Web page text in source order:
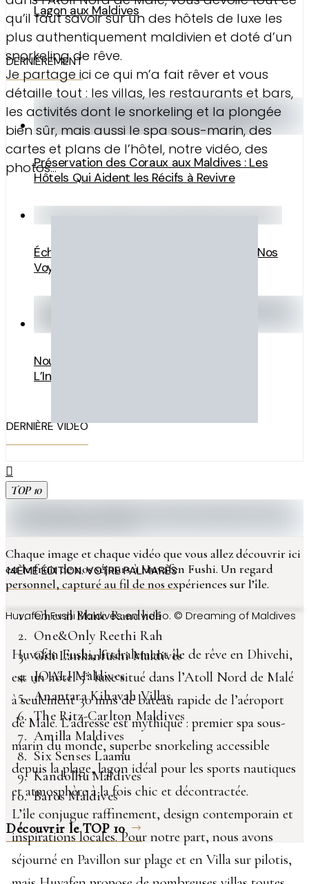
Lagon aux Maldives
DERNIÈREMENT
Préservation des Coraux aux Maldives : Les
Hôtels Qui Aident les Récifs à Revivre
Échappées Belles aux Maldives en Vidéo. Nos
Voyages. Partie 3
Nouveaux Hôtels Aux Maldives En 2026 :
L’Inventaire Complet
DERNIÈRE VIDÉO
TOP 10
14ÈME ÉDITION. VOTRE PALMARÈS
Cheval Blanc Randheli
One&Only Reethi Rah
Gili Lankanfushi Maldives
JOALI Maldives
Anantara Kihavah Villas
The Ritz-Carlton Maldives
Amilla Maldives
Six Senses Laamu
Kandolhu Maldives
Baros Maldives
Découvrir le TOP 10
Chaque image et chaque vidéo que vous allez découvrir ici
est le fruit de nos séjours à Huvafen Fushi. Un regard
personnel, capturé au fil de nos expériences sur l’île.
qu’il faut savoir sur un des hôtels de luxe les
plus authentiquement maldivien et doté d’un
snorkeling de rêve.
Je partage ici ce qui m’a fait rêver et vous
détaille tout : les villas, les restaurants et bars,
les activités dont le snorkeling et la plongée
bien sûr, mais aussi le spa sous-marin, des
cartes et plans de l’hôtel, notre vidéo, des
photos…
Huvafen Fushi Maldives en vidéo. © Dreaming of Maldives
Huvafen Fushi, littéralement île de rêve en Dhivehi,
est un hôtel 5* luxe situé dans l’Atoll Nord de Malé
à seulement 30 mns de bateau rapide de l’aéroport
de Male. L’adresse est mythique : premier spa sous-
marin du monde, superbe snorkeling accessible
depuis la plage, lagon idéal pour les sports nautiques
et atmosphère à la fois chic et décontractée.
L’île conjugue raffinement, design contemporain et
inspirations locales. Pour notre part, nous avons
séjourné en Pavillon sur plage et en Villa sur pilotis,